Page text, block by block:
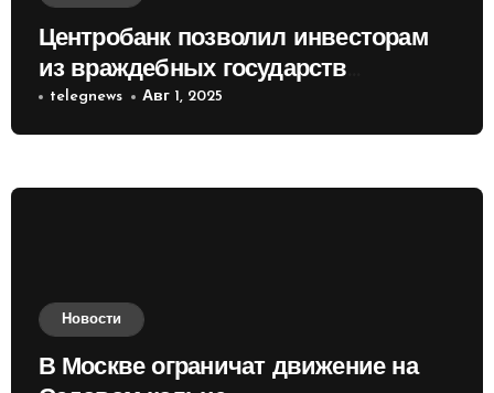
Центробанк позволил инвесторам
из враждебных государств
приобретать валюту
telegnews Авг 1, 2025
Новости
В Москве ограничат движение на